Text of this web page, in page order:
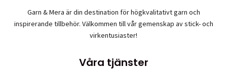
kan
väljas
Garn & Mera är din destination för högkvalitativt garn och
inspirerande tillbehör. Välkommen till vår gemenskap av stick- och
virkentusiaster!
Våra tjänster